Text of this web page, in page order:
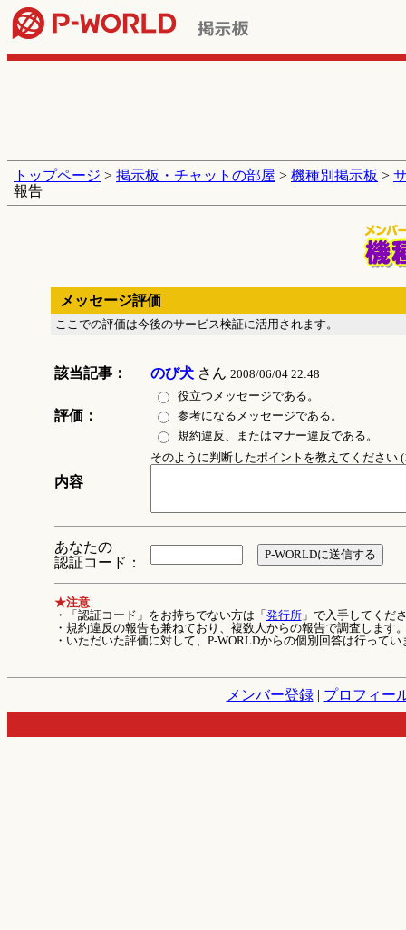
トップページ > 掲示板・チャットの部屋 > 機種別掲示板 >
報告
メッセージ評価
ここでの評価は今後のサービス検証に活用されます。
該当記事： のび犬さん 2008/06/04 22:48
評価：
役立つメッセージである。
参考になるメッセージである。
規約違反、またはマナー違反である。
内容
そのように判断したポイントを教えてください
あなたの
認証コード：
★注意
・「認証コード」をお持ちでない方は「 発行所」で入手してくだ
・規約違反の報告も兼ねており、複数人からの報告で調査します
・いただいた評価に対して、P-WORLDからの個別回答は行ってい
メンバー登録| プロフィー